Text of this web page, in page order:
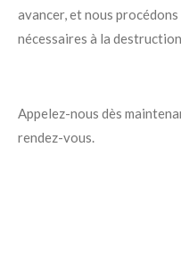
avancer, et nous
nécessaires à la
Appelez-nous dès
rendez-vous.